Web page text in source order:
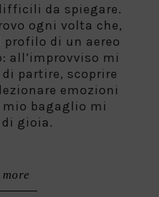
da spiegare.
ogni volta che,
di un aereo
all’improvviso mi
di partire, scoprire
emozioni
bagaglio mi
gioia.